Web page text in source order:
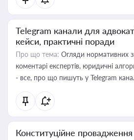
Telegram канали для
кейси, практичні поради
Про що тема: Огляди нормативних
коментарі експертів, юридичні
- все, про що пишуть у Telegram
Конституційне провадження